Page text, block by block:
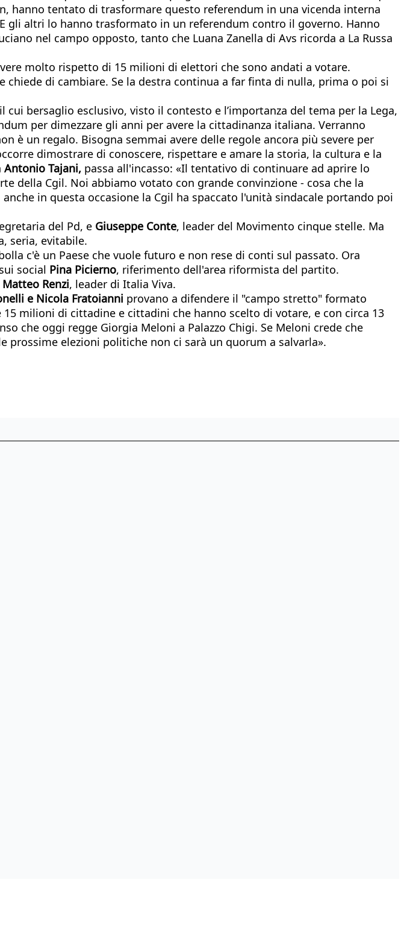
hanno tentato di trasformare questo referendum in una vicenda interna
gli altri lo hanno trasformato in un referendum contro il governo. Hanno
nel campo opposto, tanto che Luana Zanella di Avs ricorda a La Russa
molto rispetto di 15 milioni di elettori che sono andati a votare.
di cambiare. Se la destra continua a far finta di nulla, prima o poi si
cui bersaglio esclusivo, visto il contesto e l’importanza del tema per la Lega,
per dimezzare gli anni per avere la cittadinanza italiana. Verranno
è un regalo. Bisogna semmai avere delle regole ancora più severe per
dimostrare di conoscere, rispettare e amare la storia, la cultura e la
Antonio Tajani, passa all'incasso: «Il tentativo di continuare ad aprire lo
della Cgil. Noi abbiamo votato con grande convinzione - cosa che la
in questa occasione la Cgil ha spaccato l'unità sindacale portando poi
del Pd, e Giuseppe Conte, leader del Movimento cinque stelle. Ma
seria, evitabile.
c'è un Paese che vuole futuro e non rese di conti sul passato. Ora
social Pina Picierno, riferimento dell'area riformista del partito.
Matteo Renzi, leader di Italia Viva.
e Nicola Fratoianni provano a difendere il "campo stretto" formato
milioni di cittadine e cittadini che hanno scelto di votare, e con circa 13
che oggi regge Giorgia Meloni a Palazzo Chigi. Se Meloni crede che
elezioni politiche non ci sarà un quorum a salvarla».